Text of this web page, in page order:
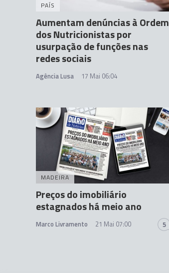
PAÍS
Aumentam denúncias à Ordem
dos Nutricionistas por
usurpação de funções nas
redes sociais
Agência Lusa 17 Mai 06:04
MADEIRA
Preços do imobiliário
estagnados há meio ano
Marco Livramento 21 Mai 07:00 5